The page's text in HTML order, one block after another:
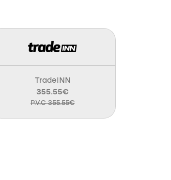
TradeINN
355.55€
P.V.C 355.55€